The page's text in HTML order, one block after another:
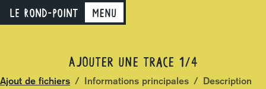
LE ROND-POINT Menu
Ajouter une trace 1/4
Ajout de fichiers Informations principales
Description